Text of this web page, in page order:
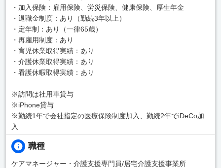
・加入保険：雇用保険、労災保険、健康保険、厚生年金
・退職金制度：あり（勤続3年以上）
・定年制：あり（一律65歳）
・再雇用制度：あり
・育児休業取得実績：あり
・介護休業取得実績：あり
・看護休暇取得実績：あり
※訪問は社用車貸与
※iPhone貸与
※勤続1年で会社指定の医療保険制度加入、勤続2年でiDeCo加
入
職種
ケアマネージャー・介護支援専門員/居宅介護支援事業所